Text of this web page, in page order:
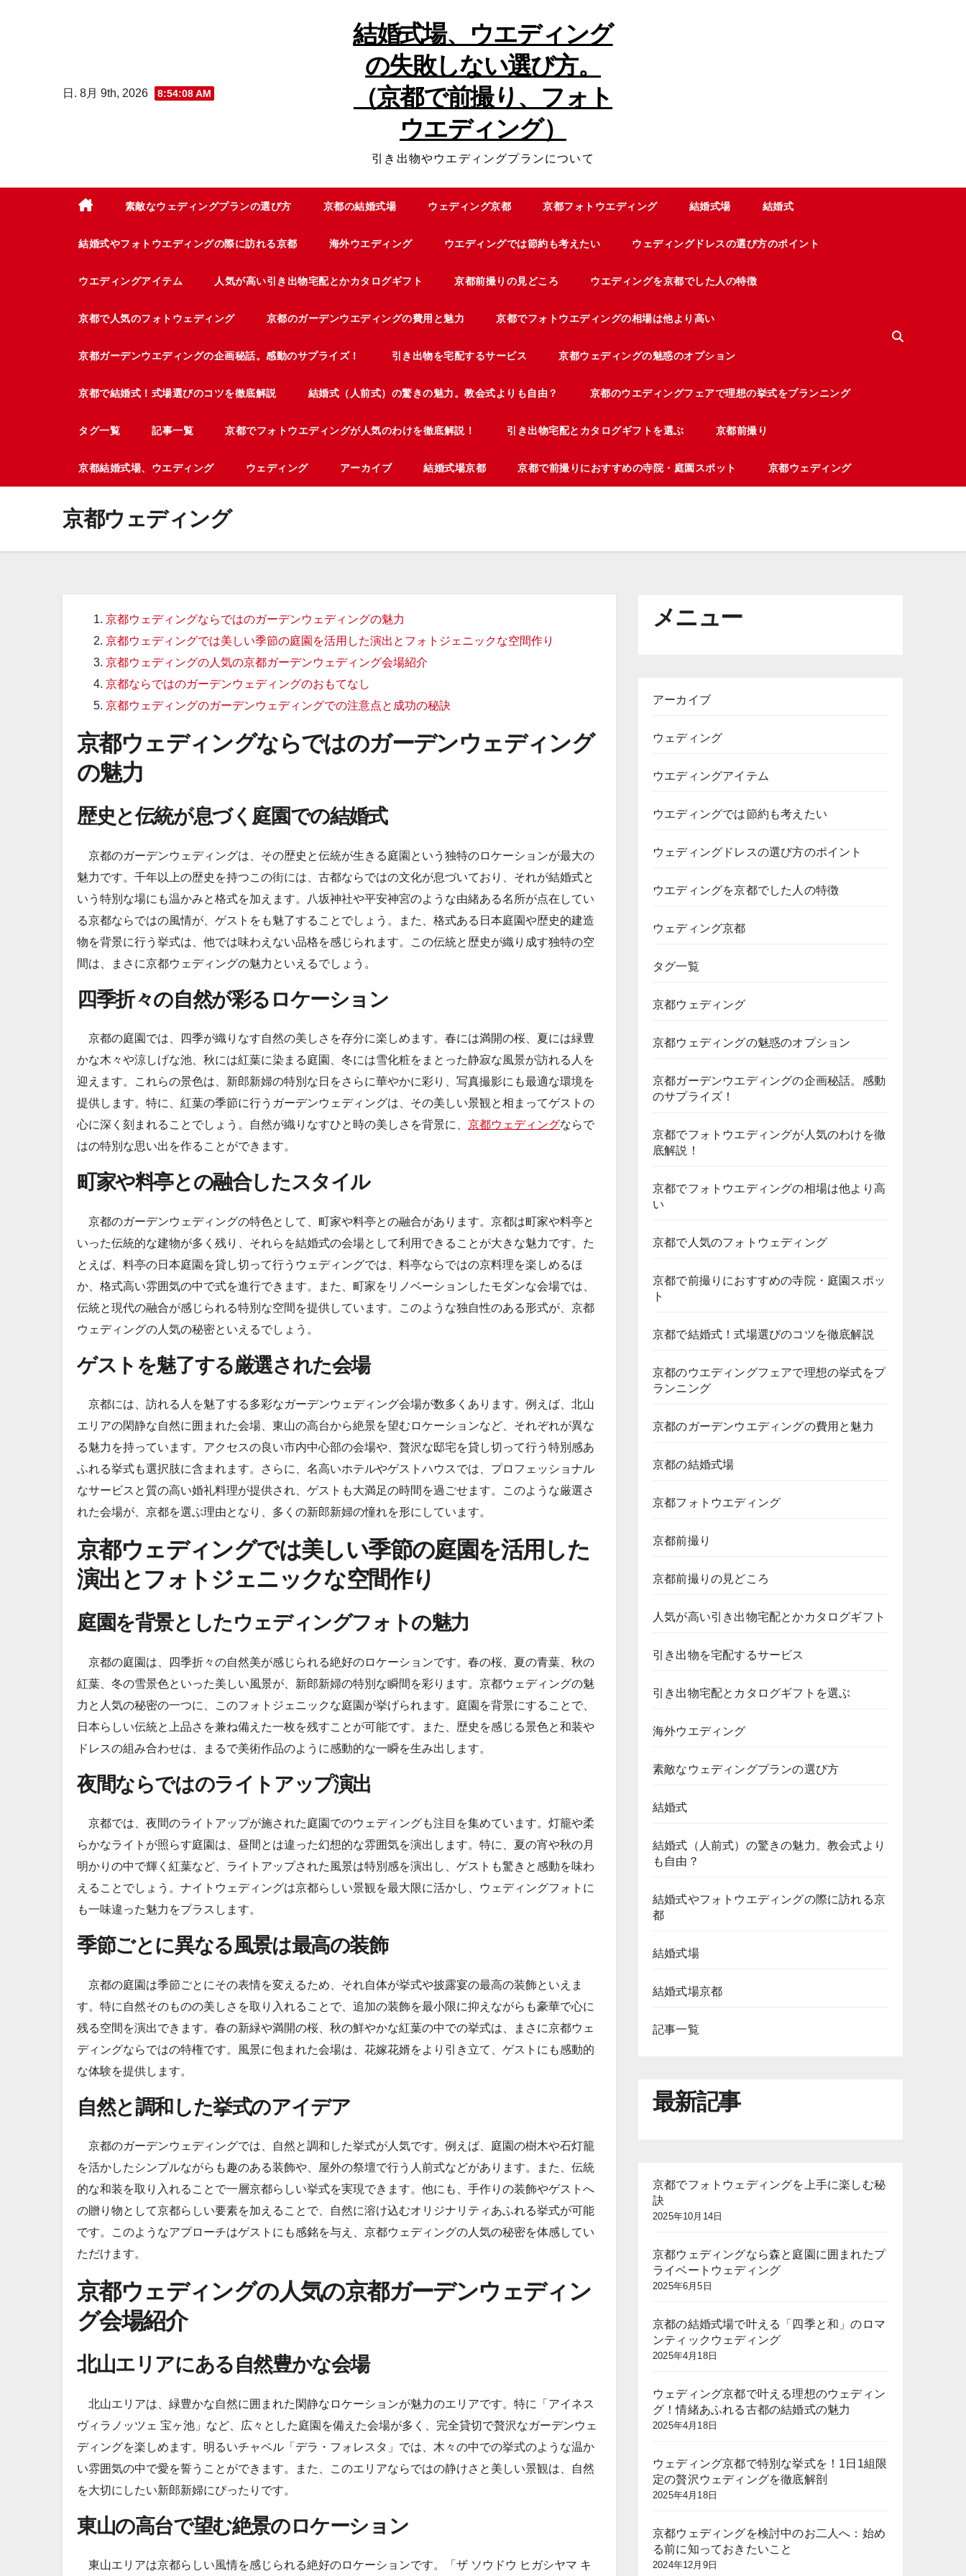
日. 8月 9th, 2026 8:54:09 AM
結婚式場、ウエディング
の失敗しない選び方。
（京都で前撮り、フォト
ウエディング）
引き出物やウエディングプランについて
素敵なウェディングプランの選び方 京都の結婚式場 ウェディング京都 京都フォトウエディング 結婚式場 結婚式
結婚式やフォトウエディングの際に訪れる京都 海外ウエディング ウエディングでは節約も考えたい ウェディングドレスの選び方のポイント
ウエディングアイテム 人気が高い引き出物宅配とかカタログギフト 京都前撮りの見どころ ウエディングを京都でした人の特徴
京都で人気のフォトウェディング 京都のガーデンウエディングの費用と魅力 京都でフォトウエディングの相場は他より高い
京都ガーデンウエディングの企画秘話。感動のサプライズ！ 引き出物を宅配するサービス 京都ウェディングの魅惑のオプション
京都で結婚式！式場選びのコツを徹底解説 結婚式（人前式）の驚きの魅力。教会式よりも自由？ 京都のウエディングフェアで理想の挙式をプランニング
タグ一覧 記事一覧 京都でフォトウエディングが人気のわけを徹底解説！ 引き出物宅配とカタログギフトを選ぶ 京都前撮り
京都結婚式場、ウエディング ウェディング アーカイブ 結婚式場京都 京都で前撮りにおすすめの寺院・庭園スポット 京都ウェディング
京都ウェディング
京都ウェディングならではのガーデンウェディングの魅力
京都ウェディングでは美しい季節の庭園を活用した演出とフォトジェニックな空間作り
京都ウェディングの人気の京都ガーデンウェディング会場紹介
京都ならではのガーデンウェディングのおもてなし
京都ウェディングのガーデンウェディングでの注意点と成功の秘訣
京都ウェディングならではのガーデンウェディング
の魅力
歴史と伝統が息づく庭園での結婚式
京都のガーデンウェディングは、その歴史と伝統が生きる庭園という独特のロケーションが最大の
魅力です。千年以上の歴史を持つこの街には、古都ならではの文化が息づいており、それが結婚式と
いう特別な場にも温かみと格式を加えます。八坂神社や平安神宮のような由緒ある名所が点在してい
る京都ならではの風情が、ゲストをも魅了することでしょう。また、格式ある日本庭園や歴史的建造
物を背景に行う挙式は、他では味わえない品格を感じられます。この伝統と歴史が織り成す独特の空
間は、まさに京都ウェディングの魅力といえるでしょう。
四季折々の自然が彩るロケーション
京都の庭園では、四季が織りなす自然の美しさを存分に楽しめます。春には満開の桜、夏には緑豊
かな木々や涼しげな池、秋には紅葉に染まる庭園、冬には雪化粧をまとった静寂な風景が訪れる人を
迎えます。これらの景色は、新郎新婦の特別な日をさらに華やかに彩り、写真撮影にも最適な環境を
提供します。特に、紅葉の季節に行うガーデンウェディングは、その美しい景観と相まってゲストの
心に深く刻まれることでしょう。自然が織りなすひと時の美しさを背景に、 京都ウェディングならで
はの特別な思い出を作ることができます。
町家や料亭との融合したスタイル
京都のガーデンウェディングの特色として、町家や料亭との融合があります。京都は町家や料亭と
いった伝統的な建物が多く残り、それらを結婚式の会場として利用できることが大きな魅力です。た
とえば、料亭の日本庭園を貸し切って行うウェディングでは、料亭ならではの京料理を楽しめるほ
か、格式高い雰囲気の中で式を進行できます。また、町家をリノベーションしたモダンな会場では、
伝統と現代の融合が感じられる特別な空間を提供しています。このような独自性のある形式が、京都
ウェディングの人気の秘密といえるでしょう。
ゲストを魅了する厳選された会場
京都には、訪れる人を魅了する多彩なガーデンウェディング会場が数多くあります。例えば、北山
エリアの閑静な自然に囲まれた会場、東山の高台から絶景を望むロケーションなど、それぞれが異な
る魅力を持っています。アクセスの良い市内中心部の会場や、贅沢な邸宅を貸し切って行う特別感あ
ふれる挙式も選択肢に含まれます。さらに、名高いホテルやゲストハウスでは、プロフェッショナル
なサービスと質の高い婚礼料理が提供され、ゲストも大満足の時間を過ごせます。このような厳選さ
れた会場が、京都を選ぶ理由となり、多くの新郎新婦の憧れを形にしています。
京都ウェディングでは美しい季節の庭園を活用した
演出とフォトジェニックな空間作り
庭園を背景としたウェディングフォトの魅力
京都の庭園は、四季折々の自然美が感じられる絶好のロケーションです。春の桜、夏の青葉、秋の
紅葉、冬の雪景色といった美しい風景が、新郎新婦の特別な瞬間を彩ります。京都ウェディングの魅
力と人気の秘密の一つに、このフォトジェニックな庭園が挙げられます。庭園を背景にすることで、
日本らしい伝統と上品さを兼ね備えた一枚を残すことが可能です。また、歴史を感じる景色と和装や
ドレスの組み合わせは、まるで美術作品のように感動的な一瞬を生み出します。
夜間ならではのライトアップ演出
京都では、夜間のライトアップが施された庭園でのウェディングも注目を集めています。灯籠や柔
らかなライトが照らす庭園は、昼間とは違った幻想的な雰囲気を演出します。特に、夏の宵や秋の月
明かりの中で輝く紅葉など、ライトアップされた風景は特別感を演出し、ゲストも驚きと感動を味わ
えることでしょう。ナイトウェディングは京都らしい景観を最大限に活かし、ウェディングフォトに
も一味違った魅力をプラスします。
季節ごとに異なる風景は最高の装飾
京都の庭園は季節ごとにその表情を変えるため、それ自体が挙式や披露宴の最高の装飾といえま
す。特に自然そのものの美しさを取り入れることで、追加の装飾を最小限に抑えながらも豪華で心に
残る空間を演出できます。春の新緑や満開の桜、秋の鮮やかな紅葉の中での挙式は、まさに京都ウェ
ディングならではの特権です。風景に包まれた会場は、花嫁花婿をより引き立て、ゲストにも感動的
な体験を提供します。
自然と調和した挙式のアイデア
京都のガーデンウェディングでは、自然と調和した挙式が人気です。例えば、庭園の樹木や石灯籠
を活かしたシンプルながらも趣のある装飾や、屋外の祭壇で行う人前式などがあります。また、伝統
的な和装を取り入れることで一層京都らしい挙式を実現できます。他にも、手作りの装飾やゲストへ
の贈り物として京都らしい要素を加えることで、自然に溶け込むオリジナリティあふれる挙式が可能
です。このようなアプローチはゲストにも感銘を与え、京都ウェディングの人気の秘密を体感してい
ただけます。
京都ウェディングの人気の京都ガーデンウェディン
グ会場紹介
北山エリアにある自然豊かな会場
北山エリアは、緑豊かな自然に囲まれた閑静なロケーションが魅力のエリアです。特に「アイネス
ヴィラノッツェ 宝ヶ池」など、広々とした庭園を備えた会場が多く、完全貸切で贅沢なガーデンウェ
ディングを楽しめます。明るいチャペル「デラ・フォレスタ」では、木々の中での挙式のような温か
い雰囲気の中で愛を誓うことができます。また、このエリアならではの静けさと美しい景観は、自然
を大切にしたい新郎新婦にぴったりです。
東山の高台で望む絶景のロケーション
東山エリアは京都らしい風情を感じられる絶好のロケーションです。「ザ ソウドウ ヒガシヤマ キ
メニュー
アーカイブ
ウェディング
ウエディングアイテム
ウエディングでは節約も考えたい
ウェディングドレスの選び方のポイント
ウエディングを京都でした人の特徴
ウェディング京都
タグ一覧
京都ウェディング
京都ウェディングの魅惑のオプション
京都ガーデンウエディングの企画秘話。感動
のサプライズ！
京都でフォトウエディングが人気のわけを徹
底解説！
京都でフォトウエディングの相場は他より高
い
京都で人気のフォトウェディング
京都で前撮りにおすすめの寺院・庭園スポッ
ト
京都で結婚式！式場選びのコツを徹底解説
京都のウエディングフェアで理想の挙式をプ
ランニング
京都のガーデンウエディングの費用と魅力
京都の結婚式場
京都フォトウエディング
京都前撮り
京都前撮りの見どころ
人気が高い引き出物宅配とかカタログギフト
引き出物を宅配するサービス
引き出物宅配とカタログギフトを選ぶ
海外ウエディング
素敵なウェディングプランの選び方
結婚式
結婚式（人前式）の驚きの魅力。教会式より
も自由？
結婚式やフォトウエディングの際に訪れる京
都
結婚式場
結婚式場京都
記事一覧
最新記事
京都でフォトウェディングを上手に楽しむ秘
訣
2025年10月14日
京都ウェディングなら森と庭園に囲まれたプ
ライベートウェディング
2025年6月5日
京都の結婚式場で叶える「四季と和」のロマ
ンティックウェディング
2025年4月18日
ウェディング京都で叶える理想のウェディン
グ！情緒あふれる古都の結婚式の魅力
2025年4月18日
ウェディング京都で特別な挙式を！1日1組限
定の贅沢ウェディングを徹底解剖
2025年4月18日
京都ウェディングを検討中のお二人へ：始め
る前に知っておきたいこと
2024年12月9日